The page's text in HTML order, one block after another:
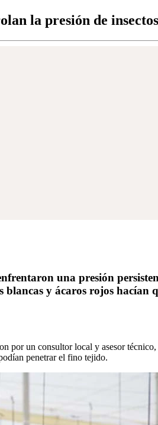
la presión de insectos
una presión
y ácaros rojos
por un consultor local y asesor
penetrar el fino tejido.